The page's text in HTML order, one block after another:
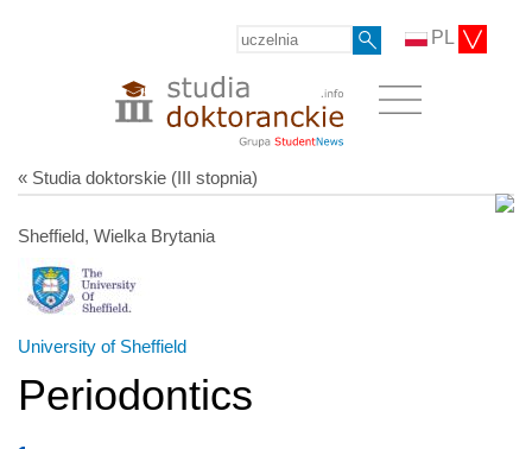
PL
« Studia doktorskie (III stopnia)
Sheffield, Wielka Brytania
University of Sheffield
Periodontics